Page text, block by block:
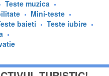
Teste muzica
Mini-teste
baieti
Teste iubire